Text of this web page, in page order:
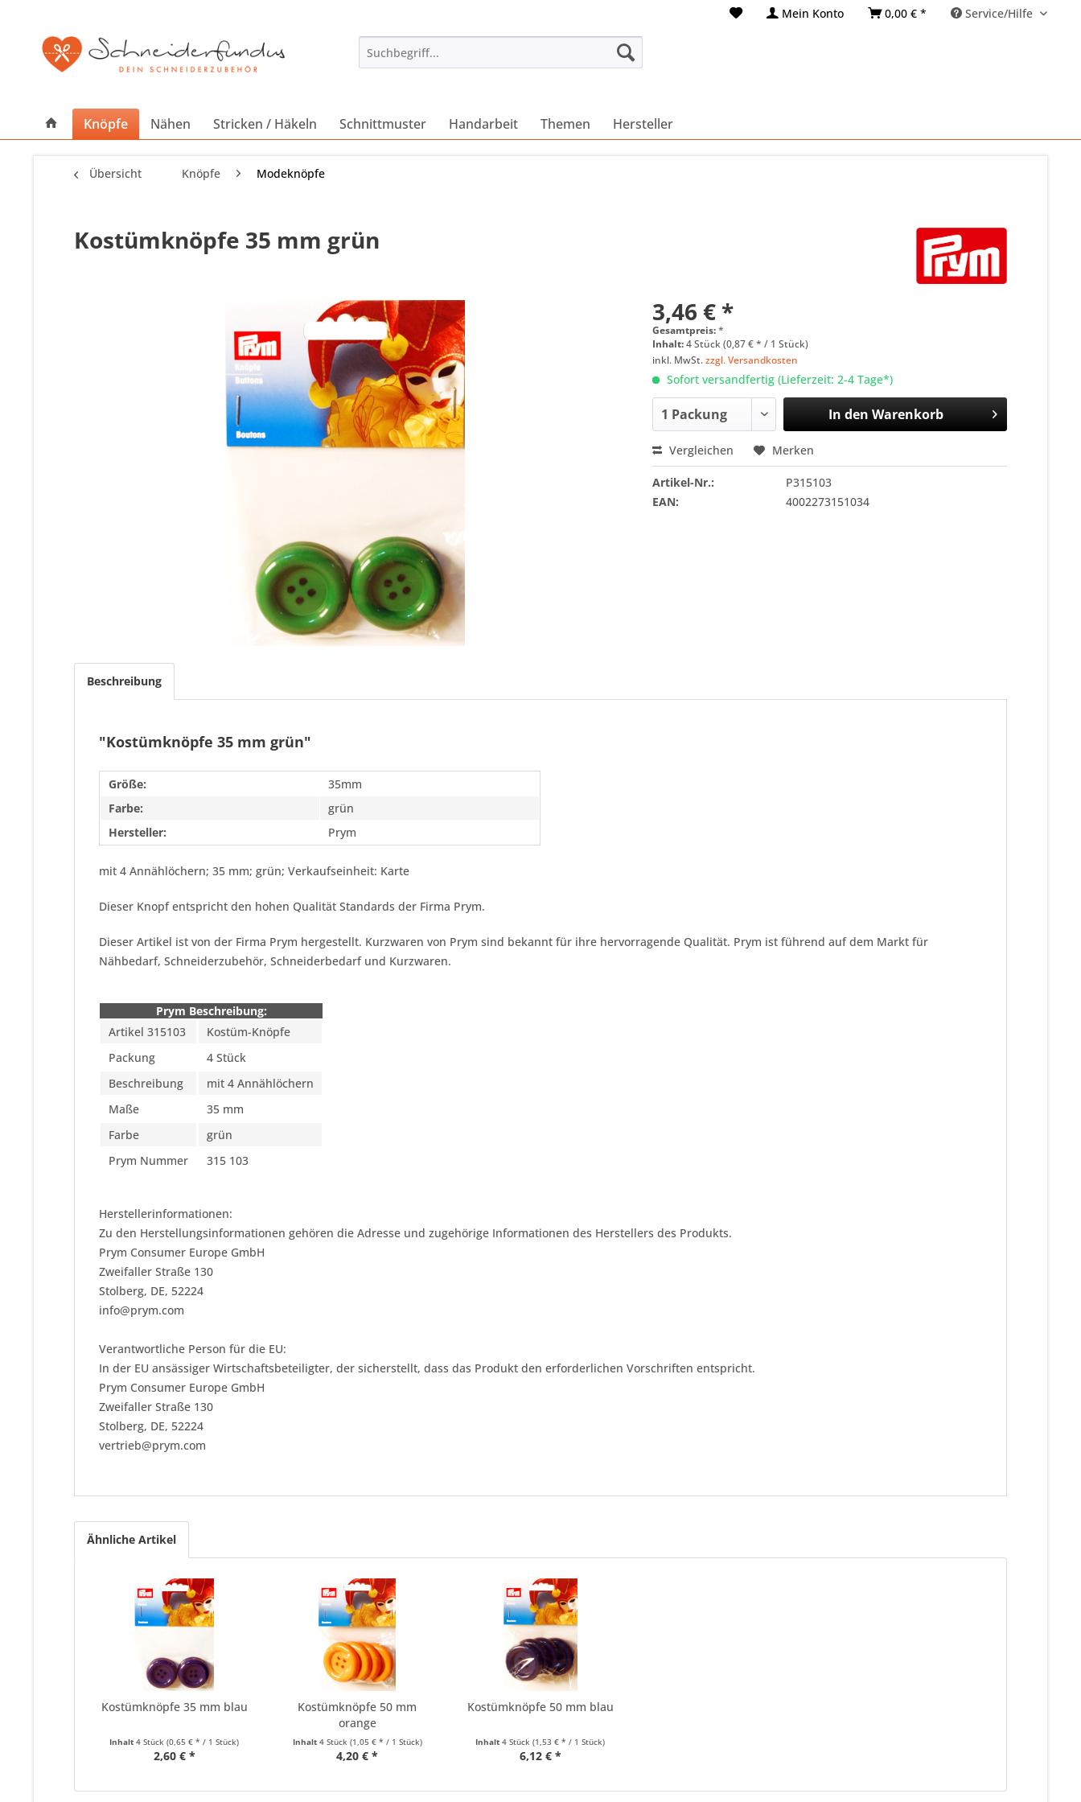
Mein Konto 0,00 € * Service/Hilfe
Knöpfe Nähen Stricken / Häkeln Schnittmuster Handarbeit Themen Hersteller
Übersicht Knöpfe Modeknöpfe
Kostümknöpfe 35 mm grün
3,46 € *
Gesamtpreis:*
Inhalt:4 Stück (0,87 € * / 1 Stück)
inkl. MwSt.zzgl. Versandkosten
Sofort versandfertig (Lieferzeit: 2-4 Tage*)
In den Warenkorb
Vergleichen Merken
Artikel-Nr.:
P315103
EAN:
4002273151034
Beschreibung
"Kostümknöpfe 35 mm grün"
Größe:
35mm
Farbe:
grün
Hersteller:
Prym
mit 4 Annählöchern; 35 mm; grün; Verkaufseinheit: Karte
Dieser Knopf entspricht den hohen Qualität Standards der Firma Prym.
Dieser Artikel ist von der Firma Prym hergestellt. Kurzwaren von Prym sind bekannt für ihre hervorragende Qualität. Prym ist führend auf dem Markt für
Nähbedarf, Schneiderzubehör, Schneiderbedarf und Kurzwaren.
Prym Beschreibung:
Artikel 315103
Kostüm-Knöpfe
Packung
4 Stück
Beschreibung
mit 4 Annählöchern
Maße
35 mm
Farbe
grün
Prym Nummer
315 103
Herstellerinformationen:
Zu den Herstellungsinformationen gehören die Adresse und zugehörige Informationen des Herstellers des Produkts.
Prym Consumer Europe GmbH
Zweifaller Straße 130
Stolberg, DE, 52224
info@prym.com
Verantwortliche Person für die EU:
In der EU ansässiger Wirtschaftsbeteiligter, der sicherstellt, dass das Produkt den erforderlichen Vorschriften entspricht.
Prym Consumer Europe GmbH
Zweifaller Straße 130
Stolberg, DE, 52224
vertrieb@prym.com
Ähnliche Artikel
Kostümknöpfe 35 mm blau
Inhalt4 Stück(0,65 € * / 1 Stück)
2,60 € *
Kostümknöpfe 50 mm
orange
Inhalt 4 Stück (1,05 € * / 1 Stück)
4,20 € *
Kostümknöpfe 50 mm blau
Inhalt4 Stück(1,53 € * / 1 Stück)
6,12 € *